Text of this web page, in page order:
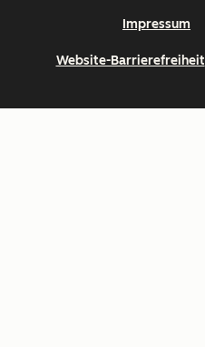
Impressum
Website-Barrierefreiheit